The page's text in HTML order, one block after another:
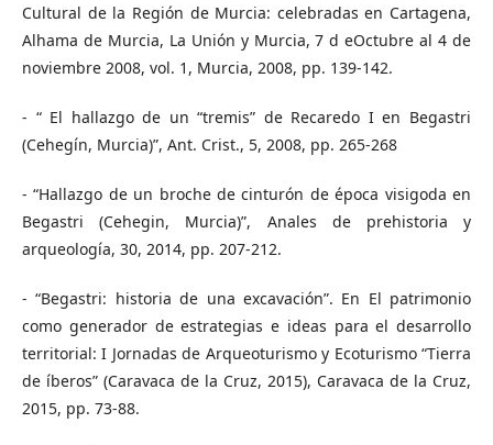
Cultural de la Región de Murcia: celebradas en Cartagena,
Alhama de Murcia, La Unión y Murcia, 7 d eOctubre al 4 de
noviembre 2008, vol. 1, Murcia, 2008, pp. 139-142.
- “ El hallazgo de un “tremis” de Recaredo I en Begastri
(Cehegín, Murcia)”, Ant. Crist., 5, 2008, pp. 265-268
- “Hallazgo de un broche de cinturón de época visigoda en
Begastri (Cehegin, Murcia)”, Anales de prehistoria y
arqueología, 30, 2014, pp. 207-212.
- “Begastri: historia de una excavación”. En El patrimonio
como generador de estrategias e ideas para el desarrollo
territorial: I Jornadas de Arqueoturismo y Ecoturismo “Tierra
de íberos” (Caravaca de la Cruz, 2015), Caravaca de la Cruz,
2015, pp. 73-88.